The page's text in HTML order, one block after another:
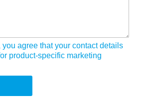
you agree that your contact details
product-specific marketing